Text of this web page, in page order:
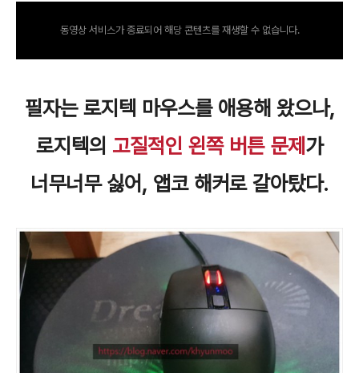
동영상 서비스가 종료되어 해당 콘텐츠를 재생할 수 없습니다.
필자는 로지텍 마우스를 애용해 왔으나,
로지텍의 고질적인 왼쪽 버튼 문제 가
너무너무 싫어, 앱코 해커로 갈아탔다.